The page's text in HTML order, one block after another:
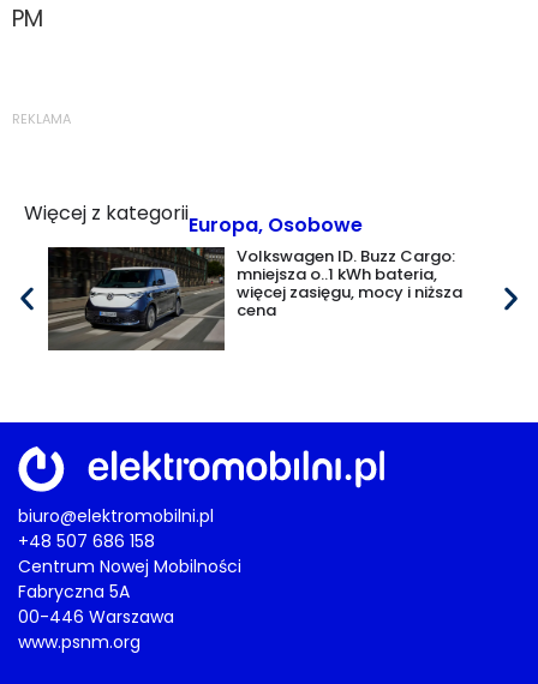
PM
REKLAMA
Więcej z kategoriiEuropa, Osobowe
Volkswagen ID. Buzz Cargo:
mniejsza o..1 kWh bateria,
więcej zasięgu, mocy i niższa
cena
biuro@elektromobilni.pl
+48 507 686 158
Centrum Nowej Mobilności
Fabryczna 5A
00-446 Warszawa
www.psnm.org